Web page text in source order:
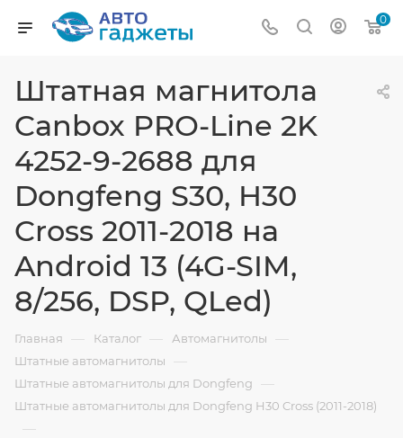
0
Штатная магнитола
Canbox PRO-Line 2K
4252-9-2688 для
Dongfeng S30, H30
Cross 2011-2018 на
Android 13 (4G-SIM,
8/256, DSP, QLed)
Главная — Каталог — Автомагнитолы —
Штатные автомагнитолы —
Штатные автомагнитолы для Dongfeng —
Штатные автомагнитолы для Dongfeng H30 Cross (2011-2018)
—